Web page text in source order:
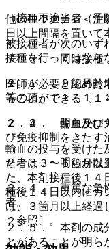
（接種不適当者（予
被接種者が次のいず
接種を行ってはなら
２．１． ９箇月齢
等の項、１１．１．
２．２． 明らかに
び免疫抑制をきたす
２．３． 明らかな
２．４． 重篤な急
者。
２．５． 本剤の成
とがあることが明ら
他の生ワクチン＜注
日以上間隔を置いて
７．３． 同時接種
医師が必要と認めた
ることができる〔１
７．４． 輸血及び
輸血の投与を受けた
た者は３〜６箇月以
た、本剤接種後１４
種後１４日以内にガ
は、３箇月以上経過
２参照〕。